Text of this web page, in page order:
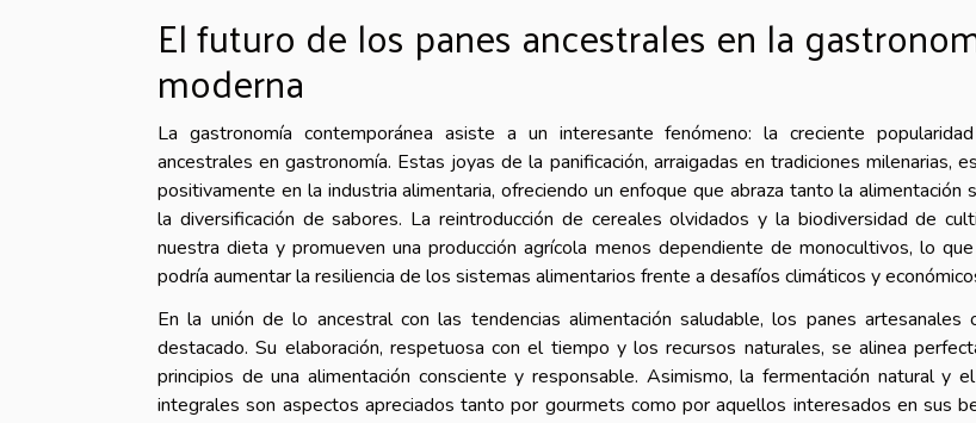
El futuro de los panes ancestrales en la
moderna
La gastronomía contemporánea asiste a un interesante fenómeno: la creciente
ancestrales en gastronomía. Estas joyas de la panificación, arraigadas en tradiciones milenarias,
positivamente en la industria alimentaria, ofreciendo un enfoque que abraza tanto la alimentación
la diversificación de sabores. La reintroducción de cereales olvidados y la biodiversidad de
nuestra dieta y promueven una producción agrícola menos dependiente de monocultivos, lo
podría aumentar la resiliencia de los sistemas alimentarios frente a desafíos climáticos y
En la unión de lo ancestral con las tendencias alimentación saludable, los panes artesanales
destacado. Su elaboración, respetuosa con el tiempo y los recursos naturales, se alinea
principios de una alimentación consciente y responsable. Asimismo, la fermentación natural y
integrales son aspectos apreciados tanto por gourmets como por aquellos interesados en sus